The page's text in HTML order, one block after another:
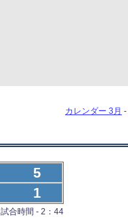
カレンダー 3月 -
5
1
試合時間 - 2：44